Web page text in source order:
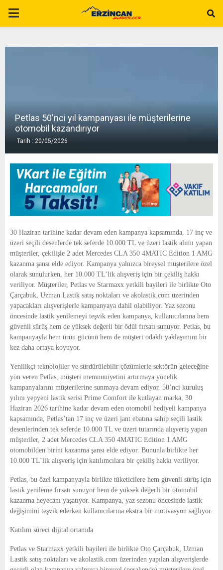
P
A
E
N
U
Petlas 50'nci yıl kampanyası ile müşterilerine
otomobil kazandırıyor
Tarih : 20/05/2026
30 Haziran tarihine kadar devam eden kampanya kapsamında, 17 inç ve
üzeri seçili desenlerde tek seferde 10.000 TL ve üzeri lastik alımı yapan
müşteriler, çekilişle 2 adet Mercedes CLA 350 4MATIC Edition 1 AMG
kazanma şansı elde ediyor. Kampanya yalnızca bireysel müşterilere özel
olarak sunulurken, her 10.000 TL’lik alışveriş için bir çekiliş hakkı
veriliyor. Müşteriler, Petlas ve Starmaxx yetkili bayileri ile birlikte Oto
Çarçabuk, Uzman Lastik satış noktaları ve akolastik.com üzerinden
yapacakları alışverişlerle kampanyaya dahil olabiliyor. Yaz sezonu
öncesinde lastik yenilemeyi teşvik eden kampanya, kullanıcılarına hem
güvenli sürüş hem de yüksek değerli bir ödül fırsatı sunuyor. Petlas, bu
kampanyayla hem ürün gücünü hem de müşteri odaklı yaklaşımını bir
kez daha ortaya koyuyor.
Yenilikçi teknolojiler ve sürdürülebilir çözümlerle sektörün geleceğine
yön veren Petlas, müşteri memnuniyetini artırmaya yönelik
kampanyalarını müşterilerine sunmaya devam ediyor. 50’nci kuruluş
yılını yepyeni lastik serisi Prime Comfort ile kutlayan marka, 30
Haziran 2026 tarihine kadar devam eden otomobil hediyeli kampanya
kapsamında, Petlas’tan 17 inç ve üzeri jant ebatına sahip seçili lastik
desenlerinden tek seferde 10.000 TL ve üzeri tutarında alışveriş yapan
müşteriler, 2 adet Mercedes CLA 350 4MATIC Edition 1 AMG
otomobilden birini kazanma şansı elde ediyor. Bununla birlikte her
10.000 TL’lik alışveriş için katılımcılara bir çekiliş hakkı veriliyor.
Petlas, bu özel kampanyayla birlikte tüketicilere hem güvenli sürüş için
lastik yenileme fırsatı sunuyor hem de yüksek değerli bir otomobil
kazanma heyecanı yaşatıyor. Kampanya, yaz sezonu öncesinde lastik
değişimini teşvik ederken kullanıcılarına ekstra bir motivasyon sağlıyor.
Katılım süreci dijital ortamda
Petlas ve Starmaxx yetkili bayileri ile birlikte Oto Çarçabuk, Uzman
Lastik satış noktaları ve akolastik.com üzerinden yapılan alışverişlerde